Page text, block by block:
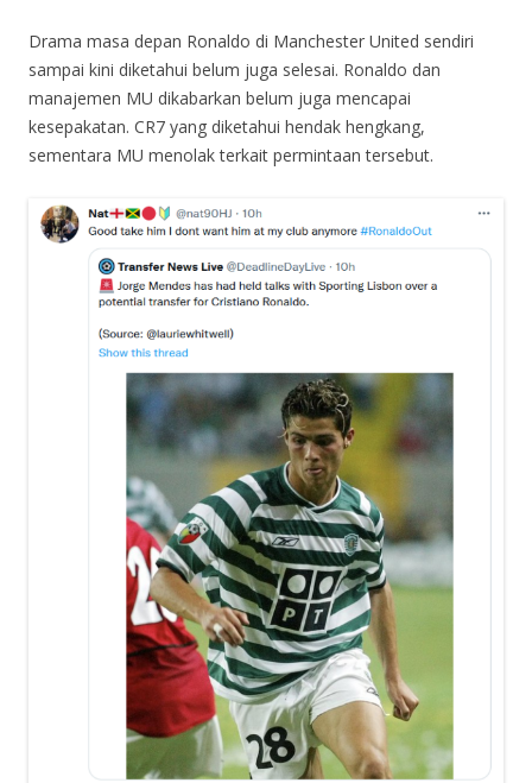
Drama masa depan Ronaldo di Manchester United sendiri
sampai kini diketahui belum juga selesai. Ronaldo dan
manajemen MU dikabarkan belum juga mencapai
kesepakatan. CR7 yang diketahui hendak hengkang,
sementara MU menolak terkait permintaan tersebut.